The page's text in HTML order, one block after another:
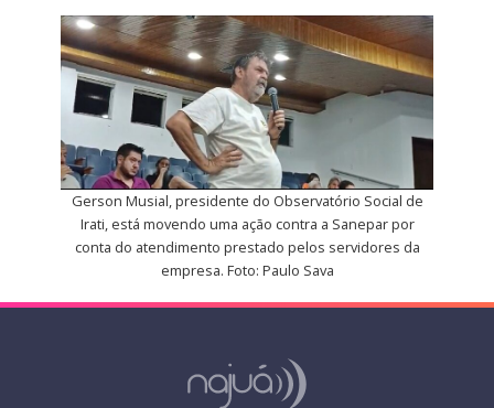
Gerson Musial, presidente do Observatório Social de
Irati, está movendo uma ação contra a Sanepar por
conta do atendimento prestado pelos servidores da
empresa. Foto: Paulo Sava